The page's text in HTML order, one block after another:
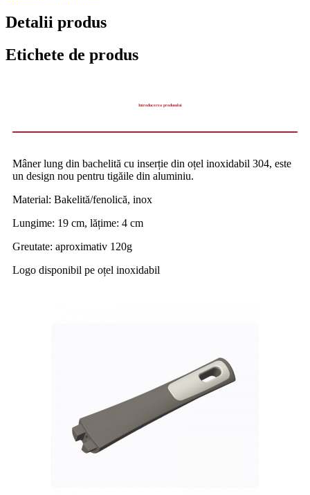
Detalii produs
Etichete de produs
Introducerea produsului
Mâner lung din bachelită cu inserție din oțel inoxidabil 304, este
un design nou pentru tigăile din aluminiu.
Material: Bakelită/fenolică, inox
Lungime: 19 cm, lățime: 4 cm
Greutate: aproximativ 120g
Logo disponibil pe oțel inoxidabil